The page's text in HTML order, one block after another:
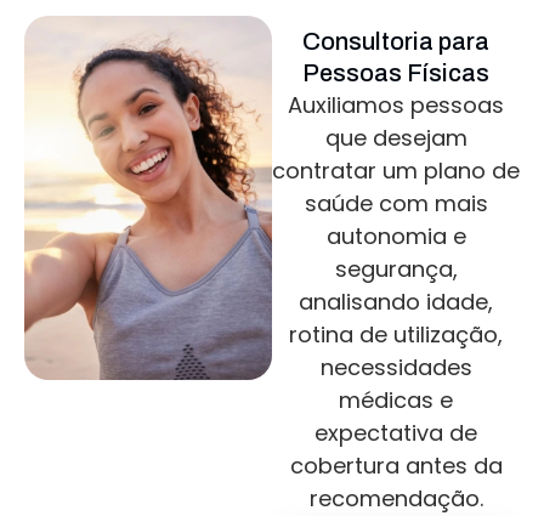
Consultoria para
Pessoas Físicas
Auxiliamos pessoas
que desejam
contratar um plano de
saúde com mais
autonomia e
segurança,
analisando idade,
rotina de utilização,
necessidades
médicas e
expectativa de
cobertura antes da
recomendação.